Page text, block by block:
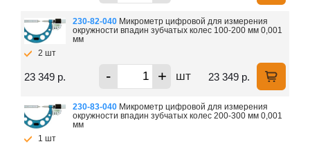
230-82-040 Микрометр цифровой для измерения
окружности впадин зубчатых колес 100-200 мм 0,001
мм
2 шт
23 349 р. - + шт 23 349 р.
230-83-040 Микрометр цифровой для измерения
окружности впадин зубчатых колес 200-300 мм 0,001
мм
1 шт